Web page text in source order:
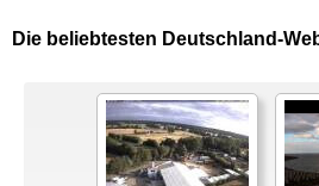
Die beliebtesten Deutschland-